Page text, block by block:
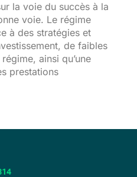
la voie du succès à la
voie. Le régime
à des stratégies et
de faibles
ainsi qu’une
prestations